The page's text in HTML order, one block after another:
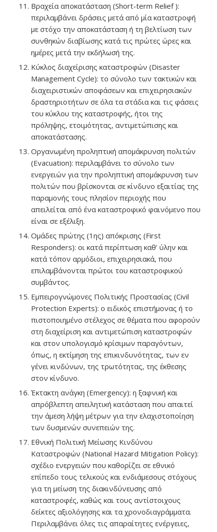
Βραχεία αποκατάσταση (Short-term Relief ):
περιλαμβάνει δράσεις μετά από μία καταστροφή
με στόχο την αποκατάσταση ή τη βελτίωση των
συνθηκών διαβίωσης κατά τις πρώτες ώρες και
ημέρες μετά την εκδήλωσή της.
Κύκλος διαχείρισης καταστροφών (Disaster
Management Cycle): το σύνολο των τακτικών και
διαχειριστικών αποφάσεων και επιχειρησιακών
δραστηριοτήτων σε όλα τα στάδια και τις φάσεις
του κύκλου της καταστροφής, ήτοι της
πρόληψης, ετοιμότητας, αντιμετώπισης και
αποκατάστασης.
Οργανωμένη προληπτική απομάκρυνση πολιτών
(Evacuation): περιλαμβάνει το σύνολο των
ενεργειών για την προληπτική απομάκρυνση των
πολιτών που βρίσκονται σε κίνδυνο εξαιτίας της
παραμονής τους πλησίον περιοχής που
απειλείται από ένα καταστροφικό φαινόμενο που
είναι σε εξέλιξη.
Ομάδες πρώτης (1ης) απόκρισης (First
Responders): οι κατά περίπτωση καθ’ ύλην και
κατά τόπον αρμόδιοι, επιχειρησιακά, που
επιλαμβάνονται πρώτοι του καταστροφικού
συμβάντος.
Εμπειρογνώμονες Πολιτικής Προστασίας (Civil
Protection Experts): ο ειδικός επιστήμονας ή το
πιστοποιημένο στέλεχος σε θέματα που αφορούν
στη διαχείριση και αντιμετώπιση καταστροφών
και στον υπολογισμό κρίσιμων παραγόντων,
όπως, η εκτίμηση της επικινδυνότητας, των εν
γένει κινδύνων, της τρωτότητας, της έκθεσης
στον κίνδυνο.
Έκτακτη ανάγκη (Emergency): η ξαφνική και
απρόβλεπτη απειλητική κατάσταση που απαιτεί
την άμεση λήψη μέτρων για την ελαχιστοποίηση
των δυσμενών συνεπειών της.
Εθνική Πολιτική Μείωσης Κινδύνου
Καταστροφών (National Hazard Mitigation Policy):
σχέδιο ενεργειών που καθορίζει σε εθνικό
επίπεδο τους τελικούς και ενδιάμεσους στόχους
για τη μείωση της διακινδύνευσης από
καταστροφές, καθώς και τους αντίστοιχους
δείκτες αξιολόγησης και τα χρονοδιαγράμματα.
Περιλαμβάνει όλες τις απαραίτητες ενέργειες,